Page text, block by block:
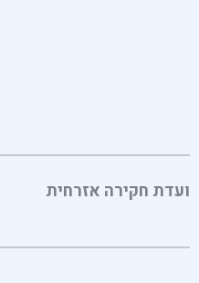
ועדת חקירה אזרחית